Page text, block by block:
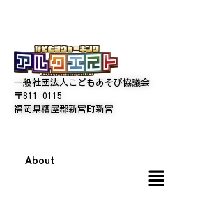
一般社団法人こどもあそび協議会
〒811-0115
福岡県糟屋郡新宮町新宮
About